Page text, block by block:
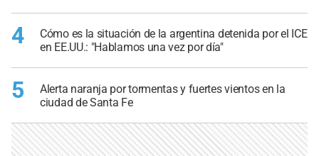
4
Cómo es la situación de la argentina detenida por el ICE
en EE.UU.: "Hablamos una vez por día"
5
Alerta naranja por tormentas y fuertes vientos en la
ciudad de Santa Fe